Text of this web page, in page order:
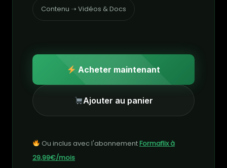
Contenu ➝ Vidéos & Docs
Acheter maintenant
Ajouter au panier
Ou inclus avec l'abonnementFormaflix à
29,99€/mois